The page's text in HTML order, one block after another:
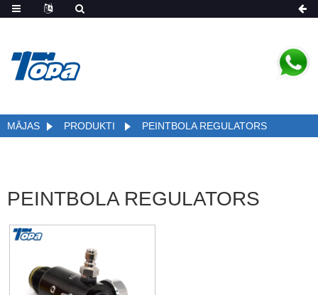
MĀJAS PRODUKTI PEINTBOLA REGULATORS
PEINTBOLA REGULATORS